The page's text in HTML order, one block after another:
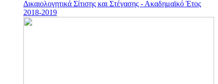
ακαδημαϊκών
προδιαγραφών
εκπαίδευσης και έρευνας
αλλά και με διακριτό
Δικαιολογητικά Σίτισης και Στέγασης - Ακαδημαϊκό Έτος
2018-2019